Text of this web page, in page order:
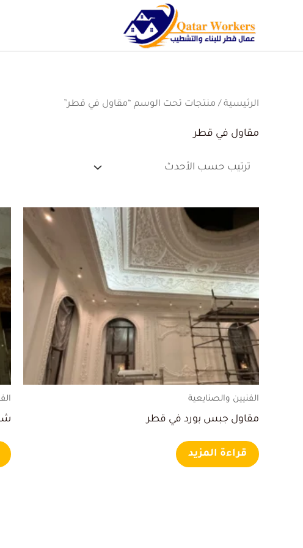
الرئيسية / منتجات تحت الوسم “مقاول في قطر”
مقاول في قطر
الفنيين والصنايعية
مقاول جبس بورد في قطر
قراءة المزيد